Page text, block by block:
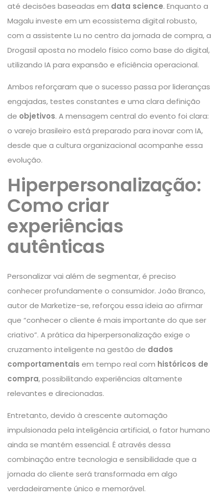
até decisões baseadas em data science. Enquanto a
Magalu investe em um ecossistema digital robusto,
com a assistente Lu no centro da jornada de compra, a
Drogasil aposta no modelo físico como base do digital,
utilizando IA para expansão e eficiência operacional.
Ambos reforçaram que o sucesso passa por lideranças
engajadas, testes constantes e uma clara definição
de objetivos. A mensagem central do evento foi clara:
o varejo brasileiro está preparado para inovar com IA,
desde que a cultura organizacional acompanhe essa
evolução.
Hiperpersonalização:
Como criar
experiências
autênticas
Personalizar vai além de segmentar, é preciso
conhecer profundamente o consumidor. João Branco,
autor de Marketize-se, reforçou essa ideia ao afirmar
que “conhecer o cliente é mais importante do que ser
criativo”. A prática da hiperpersonalização exige o
cruzamento inteligente na gestão de dados
comportamentais em tempo real com históricos de
compra, possibilitando experiências altamente
relevantes e direcionadas.
Entretanto, devido à crescente automação
impulsionada pela inteligência artificial, o fator humano
ainda se mantém essencial. É através dessa
combinação entre tecnologia e sensibilidade que a
jornada do cliente será transformada em algo
verdadeiramente único e memorável.